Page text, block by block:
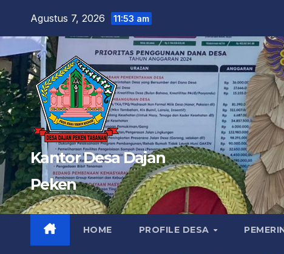
Agustus 7, 2026 11:53 am
Kantor Desa Dajan
Peken
HOME PROFILE DESA